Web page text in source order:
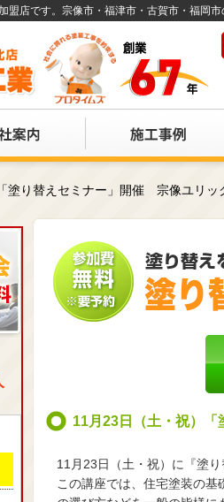
盟店です。宗像市・福津市・古賀市・福岡
塗り替えセミナー」開催 宗像ユリッ
11月23日（土・祝）
11月23日（土・祝）に『塗
この講座では、住宅塗装の